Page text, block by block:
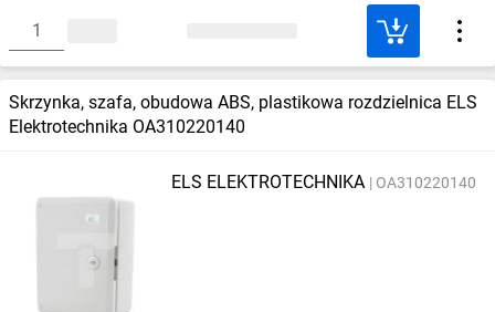
Skrzynka, szafa, obudowa ABS, plastikowa rozdzielnica ELS
Elektrotechnika OA310220140
ELS ELEKTROTECHNIKA OA310220140